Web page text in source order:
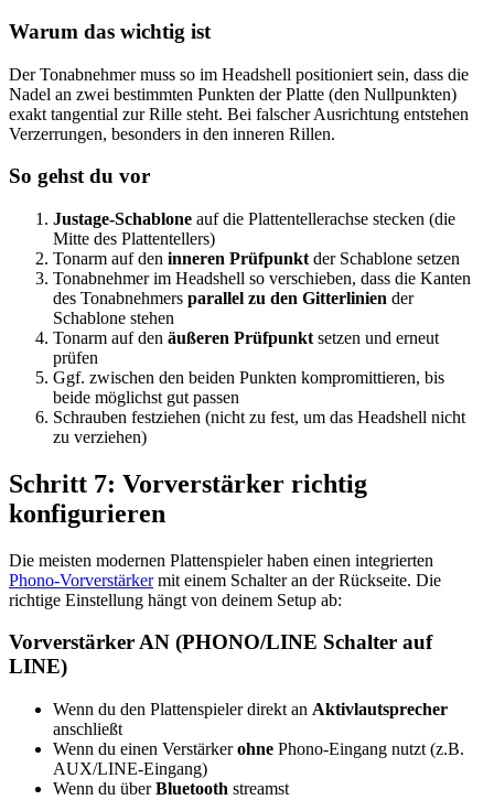
Warum das wichtig ist
Der Tonabnehmer muss so im Headshell positioniert sein, dass die
Nadel an zwei bestimmten Punkten der Platte (den Nullpunkten)
exakt tangential zur Rille steht. Bei falscher Ausrichtung entstehen
Verzerrungen, besonders in den inneren Rillen.
So gehst du vor
Justage-Schablone auf die Plattentellerachse stecken (die
Mitte des Plattentellers)
Tonarm auf den inneren Prüfpunkt der Schablone setzen
Tonabnehmer im Headshell so verschieben, dass die Kanten
des Tonabnehmers parallel zu den Gitterlinien der
Schablone stehen
Tonarm auf den äußeren Prüfpunkt setzen und erneut
prüfen
Ggf. zwischen den beiden Punkten kompromittieren, bis
beide möglichst gut passen
Schrauben festziehen (nicht zu fest, um das Headshell nicht
zu verziehen)
Schritt 7: Vorverstärker richtig
konfigurieren
Die meisten modernen Plattenspieler haben einen integrierten
Phono-Vorverstärkermit einem Schalter an der Rückseite. Die
richtige Einstellung hängt von deinem Setup ab:
Vorverstärker AN (PHONO/LINE Schalter auf
LINE)
Wenn du den Plattenspieler direkt an Aktivlautsprecher
anschließt
Wenn du einen Verstärkerohne Phono-Eingang nutzt (z.B.
AUX/LINE-Eingang)
Wenn du überBluetooth streamst